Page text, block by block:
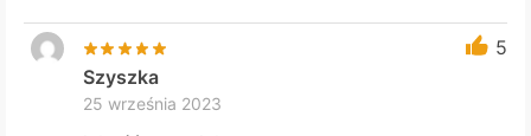
5
Szyszka
25 września 2023